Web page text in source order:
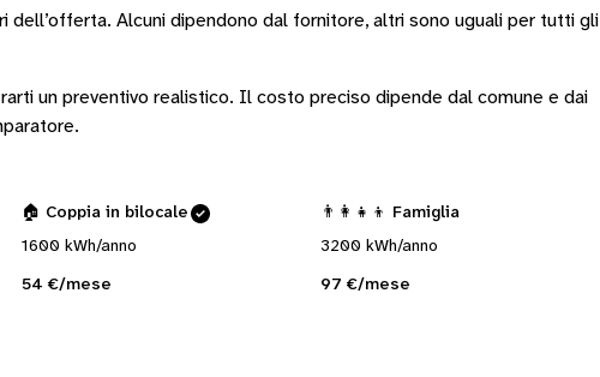
dell’offerta. Alcuni dipendono dal fornitore, altri sono uguali per tutti gli
un preventivo realistico. Il costo preciso dipende dal comune e dai
🏠 Coppia in bilocale
1600 kWh/anno
54 €/mese
👨‍👩‍👧‍👦 Famiglia
3200 kWh/anno
97 €/mese